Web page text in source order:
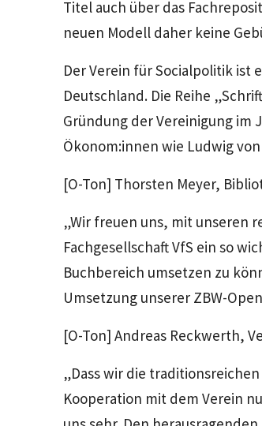
Titel auch über das
neuen Modell daher keine
Der Verein für Socialpolitik ist
Deutschland. Die Reihe
Gründung der Vereinigung im
Ökonom:innen wie Ludwig
[O-Ton] Thorsten Meyer,
„Wir freuen uns, mit unseren
Fachgesellschaft VfS ein so
Buchbereich umsetzen zu
Umsetzung unserer ZBW-
[O-Ton] Andreas Reckwerth,
„Dass wir die
Kooperation mit dem Verein